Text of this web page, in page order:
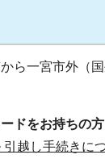
ら一宮市外（国
ドをお持ちの
越し手続きに